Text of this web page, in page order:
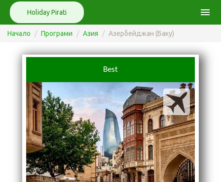
Holiday Pirati menu
Начало Програми Азия Азербейджан (Баку)
Best